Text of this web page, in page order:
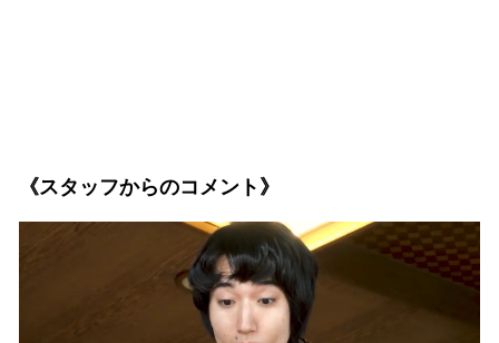
《スタッフからのコメント》